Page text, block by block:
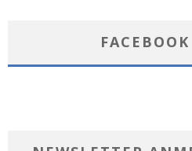
FACEBOOK